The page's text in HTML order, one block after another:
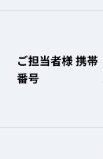
ご担当者様 携帯
番号